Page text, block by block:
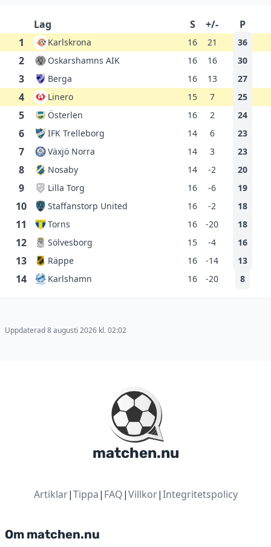
Lag S +/-
P
1
Karlskrona 16 21 36
2 Oskarshamns AIK 16 16 30
3 Berga 16 13 27
4 Linero 15 7 25
5 Österlen 16 2 24
6 IFK Trelleborg 14 6 23
7 Växjö Norra 14 3 23
8 Nosaby 14 -2 20
9 Lilla Torg 16 -6 19
10 Staffanstorp United 16 -2 18
11 Torns 16 -20 18
12 Sölvesborg 15 -4 16
13 Räppe 16 -14 13
14 Karlshamn 16 -20 8
Uppdaterad 8 augusti 2026 kl. 02:02
matchen.nu
Artiklar|Tippa| FAQ|Villkor|Integritetspolicy
Om matchen.nu